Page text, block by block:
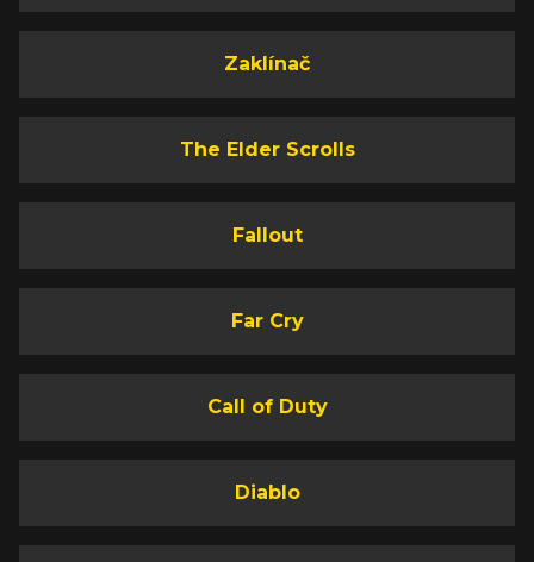
Zaklínač
The Elder Scrolls
Fallout
Far Cry
Call of Duty
Diablo